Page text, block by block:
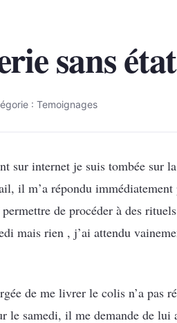
sans
: Temoignages
sur internet je suis tombée sur
il m’a répondu
de procéder à des
rien , j’ai attendu
de me livrer le colis n’a pas
samedi, il me demande de lui